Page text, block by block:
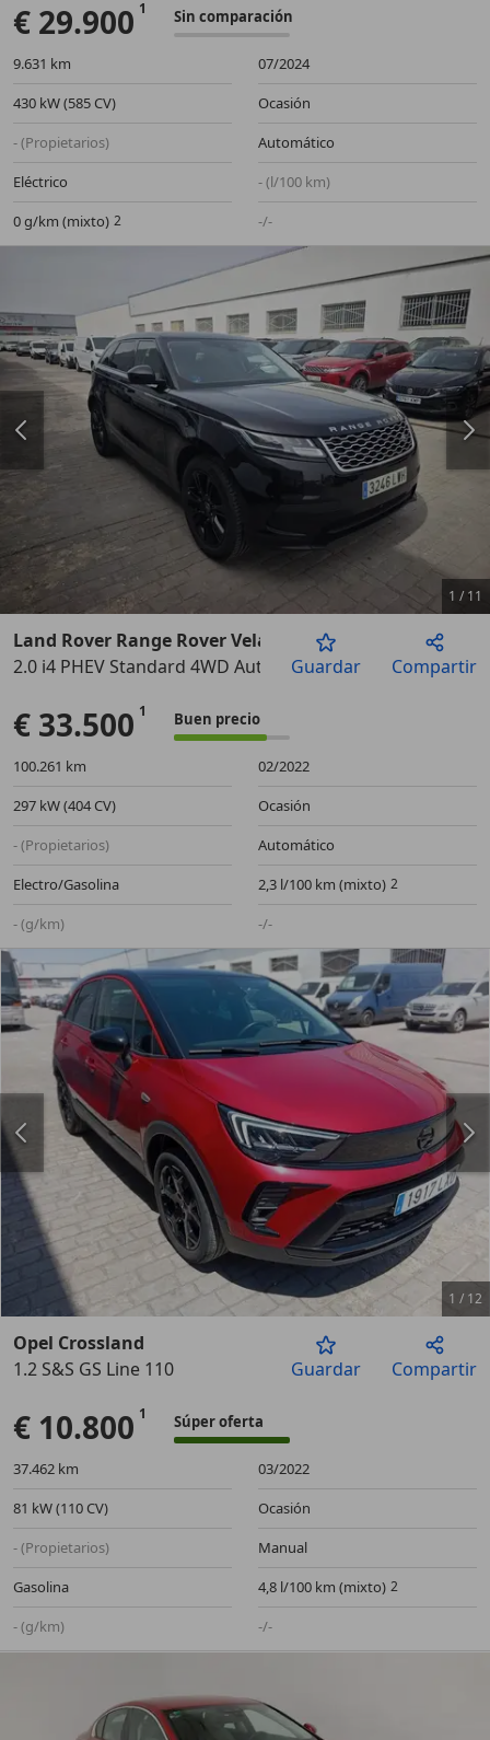
€ 29.900 Sin comparación
9.631 km
07/2024
430 kW (585 CV)
Ocasión
- (Propietarios)
Automático
Eléctrico
- (l/100 km)
0 g/km (mixto)
-/-
Anterior
1 /11
Land Rover Range Rover Velar
2.0 i4 PHEV Standard 4WD Aut. 404Guardar Compartir
€ 33.500 Buen precio
100.261 km
02/2022
297 kW (404 CV)
Ocasión
- (Propietarios)
Automático
Electro/Gasolina
2,3 l/100 km (mixto)
- (g/km)
-/-
Anterior
1 / 12
Opel Crossland
1.2 S&S GS Line 110
Guardar Compartir
€ 10.800 Súper oferta
37.462 km
03/2022
81 kW (110 CV)
Ocasión
- (Propietarios)
Manual
Gasolina
4,8 l/100 km (mixto)
- (g/km)
-/-